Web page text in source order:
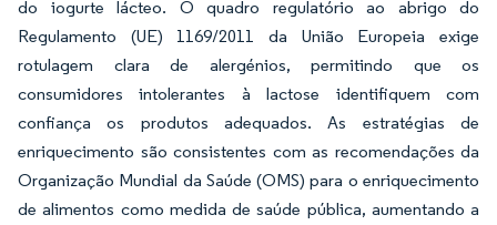
do iogurte lácteo. O quadro regulatório ao abrigo do
Regulamento (UE) 1169/2011 da União Europeia exige
rotulagem clara de alergénios, permitindo que os
consumidores intolerantes à lactose identifiquem com
confiança os produtos adequados. As estratégias de
enriquecimento são consistentes com as recomendações da
Organização Mundial da Saúde (OMS) para o enriquecimento
de alimentos como medida de saúde pública, aumentando a